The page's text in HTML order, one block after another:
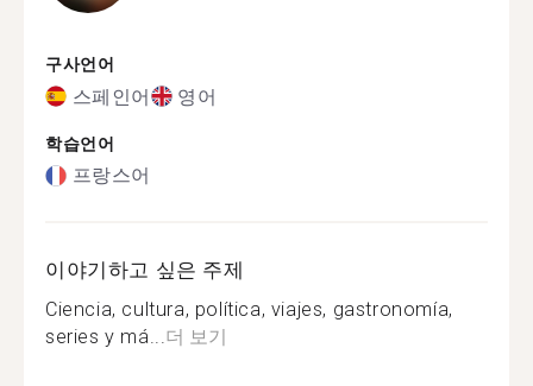
구사언어
스페인어 영어
학습언어
프랑스어
이야기하고 싶은 주제
Ciencia, cultura, política, viajes, gastronomía,
series y má...더 보기